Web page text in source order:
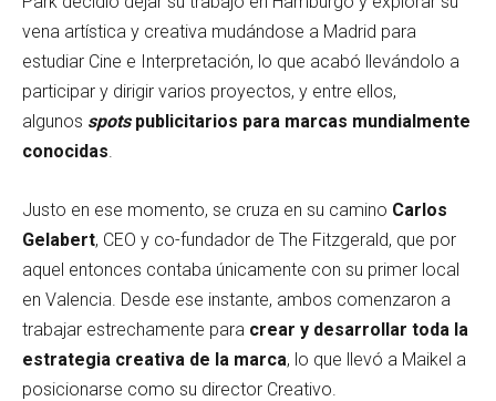
vena artística y creativa mudándose a Madrid para
estudiar Cine e Interpretación, lo que acabó llevándolo a
participar y dirigir varios proyectos, y entre ellos,
algunos spotspublicitarios para marcas mundialmente
conocidas
Justo en ese momento, se cruza en su camino Carlos
Gelabert, CEO y co-fundador de The Fitzgerald, que por
aquel entonces contaba únicamente con su primer local
en Valencia. Desde ese instante, ambos comenzaron a
trabajar estrechamente para crear y desarrollar toda la
estrategia creativa de la marca, lo que llevó a Maikel a
posicionarse como su director Creativo.